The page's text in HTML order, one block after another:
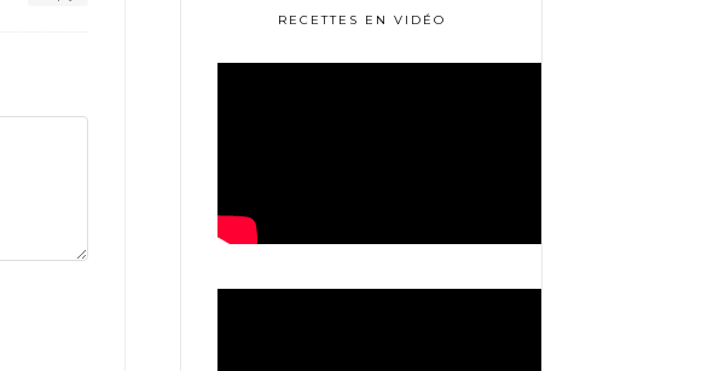
RECETTES EN VIDÉO